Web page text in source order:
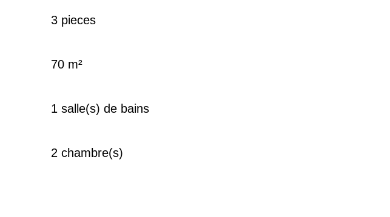
3 pieces
70 m²
1 salle(s) de bains
2 chambre(s)